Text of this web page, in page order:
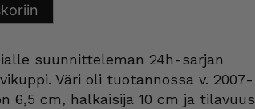
suunnitteleman 24h-sarjan
Väri oli tuotannossa v. 2007-
6,5 cm, halkaisija 10 cm ja tilavuus